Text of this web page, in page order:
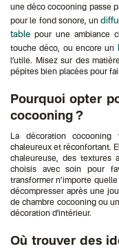
une déco cocooning passe
pour le fond sonore, un
table pour une ambiance
touche déco, ou encore un
l’utile. Misez sur des
pépites bien placées pour
Pourquoi opter
cocooning ?
La décoration
chaleureux et réconfortant.
chaleureuse, des textures
choisis avec soin pour
transformer n’importe
décompresser après une
de chambre cocooning ou
décoration d'intérieur.
Où trouver des